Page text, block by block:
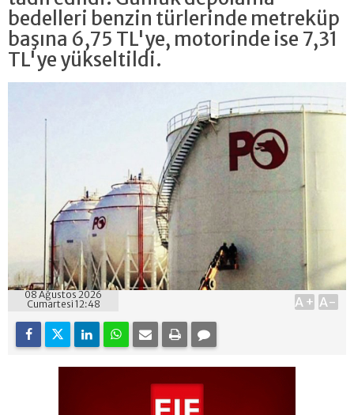
bedelleri benzin türlerinde metreküp
başına 6,75 TL'ye, motorinde ise 7,31
TL'ye yükseltildi.
08 Ağustos 2026
Cumartesi 12:48
A+ A-